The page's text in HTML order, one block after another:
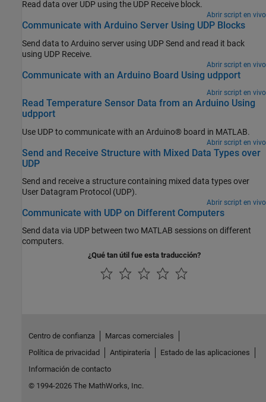
Read data over UDP using the UDP Receive block.
Abrir script en vivo
Communicate with Arduino Server Using UDP Blocks
Send data to Arduino server using UDP Send and read it back
using UDP Receive.
Abrir script en vivo
Communicate with an Arduino Board Using udpport
Abrir script en vivo
Read Temperature Sensor Data from an Arduino Using
udpport
Use UDP to communicate with an Arduino® board in MATLAB.
Abrir script en vivo
Send and Receive Structure with Mixed Data Types over
UDP
Send and receive a structure containing mixed data types over
User Datagram Protocol (UDP).
Abrir script en vivo
Communicate with UDP on Different Computers
Send data via UDP between two MATLAB sessions on different
computers.
¿Qué tan útil fue esta traducción?
Centro de confianza
Marcas comerciales
Política de privacidad
Antipiratería
Estado de las aplicaciones
Información de contacto
© 1994-2026 The MathWorks, Inc.